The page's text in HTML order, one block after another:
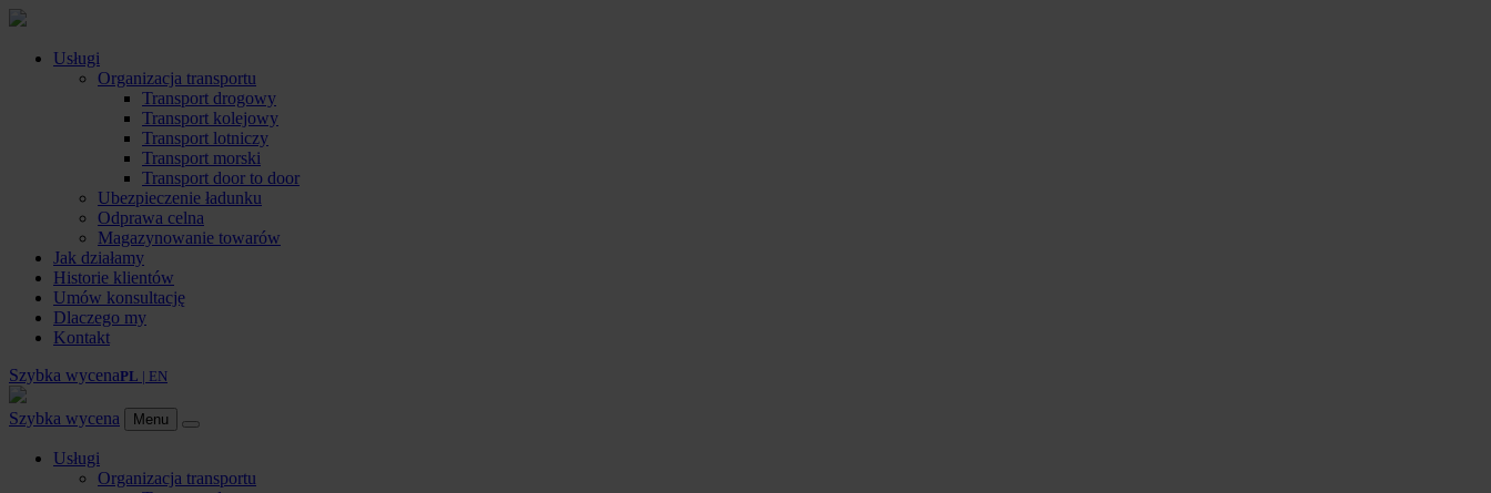
Usługi
Organizacja transportu
Transport drogowy
Transport kolejowy
Transport lotniczy
Transport morski
Transport door to door
Ubezpieczenie ładunku
Odprawa celna
Magazynowanie towarów
Jak działamy
Historie klientów
Umów konsultację
Dlaczego my
Kontakt
Szybka wycenaPL | EN
Szybka wycena Menu
Usługi
Organizacja transportu